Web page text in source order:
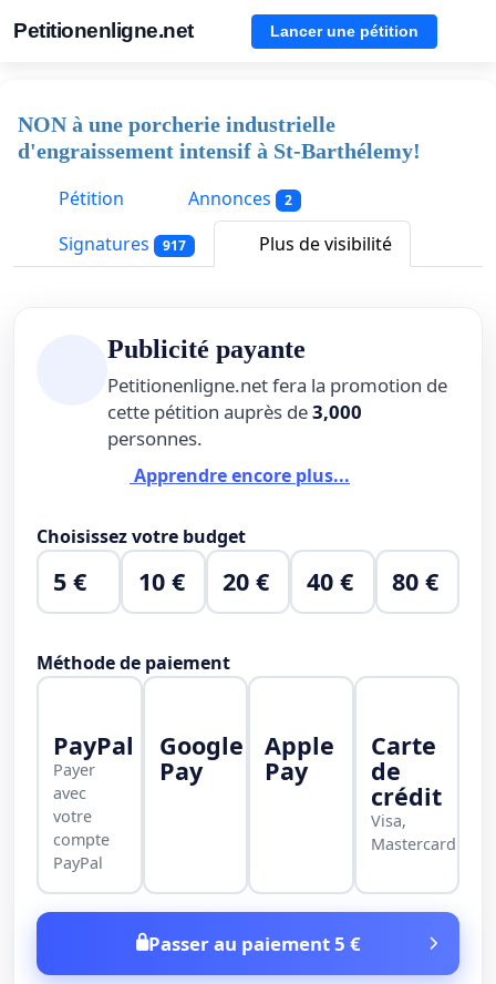
Petitionenligne.net Lancer une pétition
NON à une porcherie industrielle
d'engraissement intensif à St-Barthélemy!
Pétition
Annonces 2
Signatures 917 Plus de visibilité
Publicité payante
Petitionenligne.net fera la promotion de
cette pétition auprès de3,000
personnes.
Apprendre encore plus...
Choisissez votre budget
5 € 10 € 20 € 40 € 80 €
Méthode de paiement
PayPal
Payer
avec
votre
compte
PayPal
Google
Pay
Apple
Pay
Carte
de
crédit
Visa,
Mastercard
Passer au paiement 5 €